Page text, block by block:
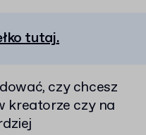
tutaj.
czy chcesz
kreatorze czy na